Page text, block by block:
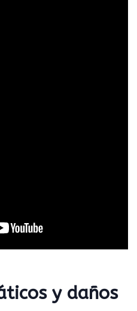
y daños